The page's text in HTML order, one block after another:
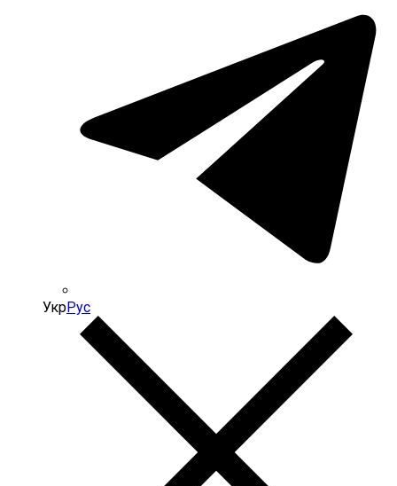
УкрРус